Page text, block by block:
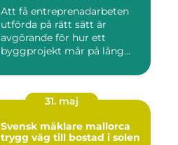
Att få entreprenadarbeten
utförda på rätt sätt är
avgörande för hur ett
byggprojekt mår på lång
31. maj
Svensk mäklare mallorca
trygg väg till bostad i solen